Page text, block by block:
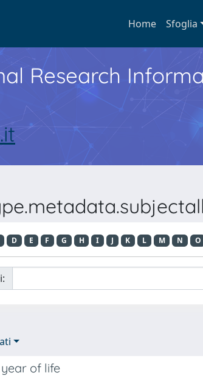
Home Sfoglia
Research
D E F G H I J K L M N O
of life